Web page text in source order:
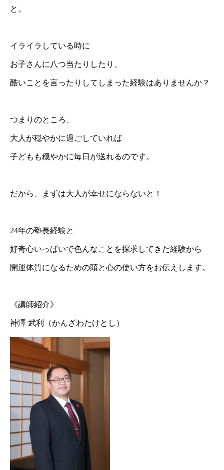
と。
イライラしている時に
お子さんに八つ当たりしたり、
酷いことを言ったりしてしまった経験はありませんか？
つまりのところ、
大人が穏やかに過ごしていれば
子どもも穏やかに毎日が送れるのです。
だから、まずは大人が幸せにならないと！
24年の塾長経験と
好奇心いっぱいで色んなことを探求してきた経験から
開運体質になるための頭と心の使い方をお伝えします。
《講師紹介》
神澤 武利（かんざわたけとし）